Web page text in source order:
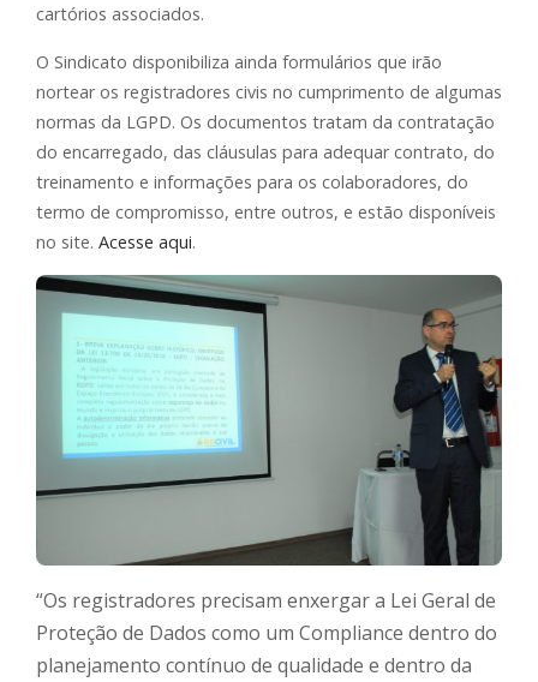
cartórios associados.
O Sindicato disponibiliza ainda formulários que irão
nortear os registradores civis no cumprimento de algumas
normas da LGPD. Os documentos tratam da contratação
do encarregado, das cláusulas para adequar contrato, do
treinamento e informações para os colaboradores, do
termo de compromisso, entre outros, e estão disponíveis
no site. Acesse aqui.
“Os registradores precisam enxergar a Lei Geral de
Proteção de Dados como um Compliance dentro do
planejamento contínuo de qualidade e dentro da